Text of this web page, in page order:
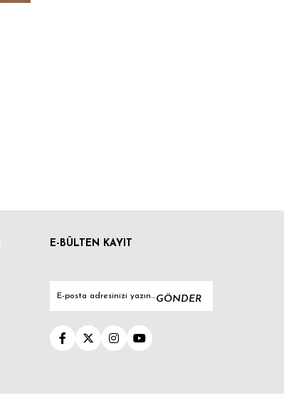
E-BÜLTEN KAYIT
GÖNDER